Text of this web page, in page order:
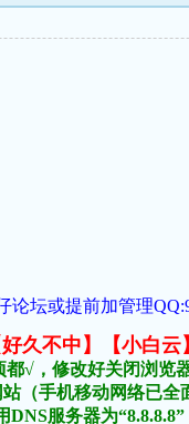
坛或提前加管理
久不中】【小白云
√，修改好关闭浏览
（手机移动网络已全
服务器为